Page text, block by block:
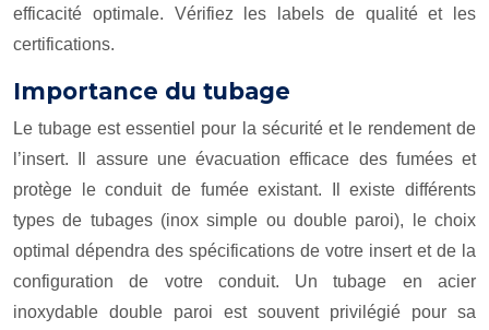
efficacité optimale. Vérifiez les labels de qualité et les
certifications.
Importance du tubage
Le tubage est essentiel pour la sécurité et le rendement de
l’insert. Il assure une évacuation efficace des fumées et
protège le conduit de fumée existant. Il existe différents
types de tubages (inox simple ou double paroi), le choix
optimal dépendra des spécifications de votre insert et de la
configuration de votre conduit. Un tubage en acier
inoxydable double paroi est souvent privilégié pour sa